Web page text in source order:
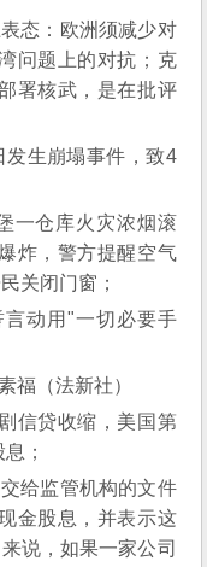
态：欧洲须减少对
问题上的对抗；克
署核武，是在批评
发生崩塌事件，致4
一仓库火灾浓烟滚
炸，警方提醒空气
关闭门窗；
动用"一切必要手
福（法新社）
信贷收缩，美国第
；
给监管机构的文件
金股息，并表示这
说，如果一家公司